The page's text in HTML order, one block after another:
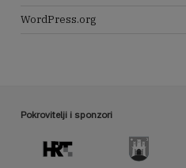
WordPress.org
Pokrovitelji i sponzori